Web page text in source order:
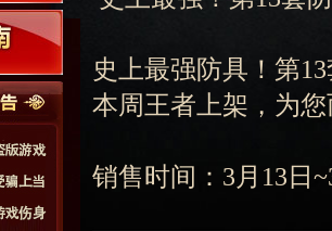
史上最强防具！第
本周王者上架，为
销售时间：3月13日